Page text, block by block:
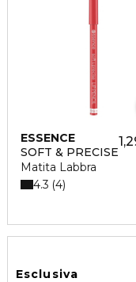
ESSENCE
SOFT & PRECISE
Matita Labbra
4.3 4
Esclusiva